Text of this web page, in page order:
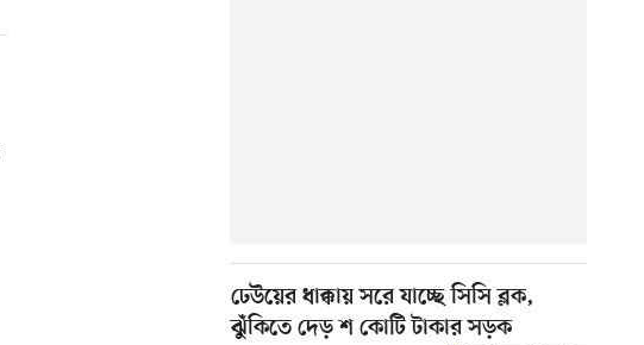
ঢেউয়ের ধাক্কায় সরে যাচ্ছে সিসি ব্লক,
ঝুঁকিতে দেড় শ কোটি টাকার সড়ক